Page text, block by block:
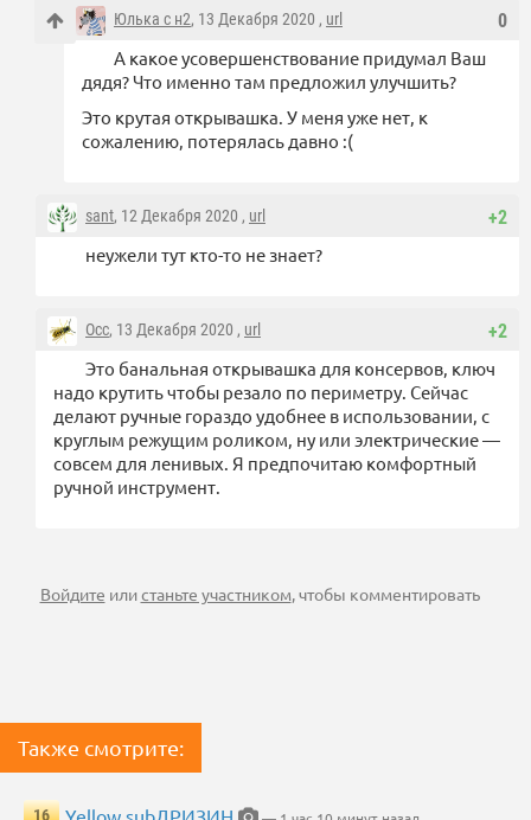
0
Юлька с н2, 13 Декабря 2020 , url
А какое усовершенствование придумал Ваш
дядя? Что именно там предложил улучшить?
Это крутая открывашка. У меня уже нет, к
сожалению, потерялась давно :(
+2
sant, 12 Декабря 2020 , url
неужели тут кто-то не знает?
+2
Occ, 13 Декабря 2020 , url
Это банальная открывашка для консервов, ключ
надо крутить чтобы резало по периметру. Сейчас
делают ручные гораздо удобнее в использовании, с
круглым режущим роликом, ну или электрические —
совсем для ленивых. Я предпочитаю комфортный
ручной инструмент.
Войдите илистаньте участником, чтобы комментировать
Также смотрите:
16